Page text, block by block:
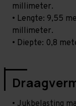
millimeter.
• Lengte: 9,55
millimeter.
• Diepte: 0,8
• Jukbelasting